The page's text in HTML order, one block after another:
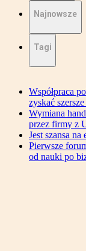
Najnowsze
Tagi
Współpraca
zyskać
Wymiana
przez firmy z
Jest szansa
Pierwsze
od nauki po